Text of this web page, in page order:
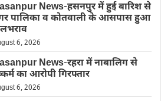
News-हसनपुर में हुई बारिश से
पालिका व कोतवाली के आसपास हुआ
6, 2026
News-रहरा में नाबालिग से
का आरोपी गिरफ्तार
6, 2026